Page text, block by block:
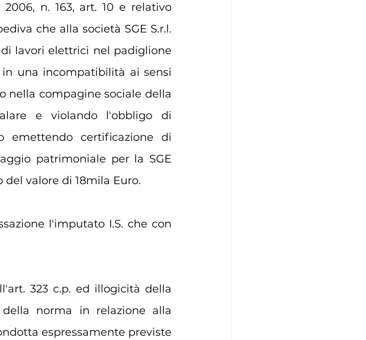
n. 163, art. 10 e relativo
che alla società SGE S.r.l.
lavori elettrici nel padiglione
una incompatibilità ai sensi
nella compagine sociale della
e violando l'obbligo di
emettendo certificazione di
patrimoniale per la SGE
valore di 18mila Euro.
l'imputato I.S. che con
323 c.p. ed illogicità della
norma in relazione alla
espressamente previste